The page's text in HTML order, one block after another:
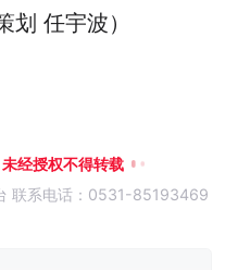
划 任宇波）
经授权不得转载
联系电话：0531-85193469